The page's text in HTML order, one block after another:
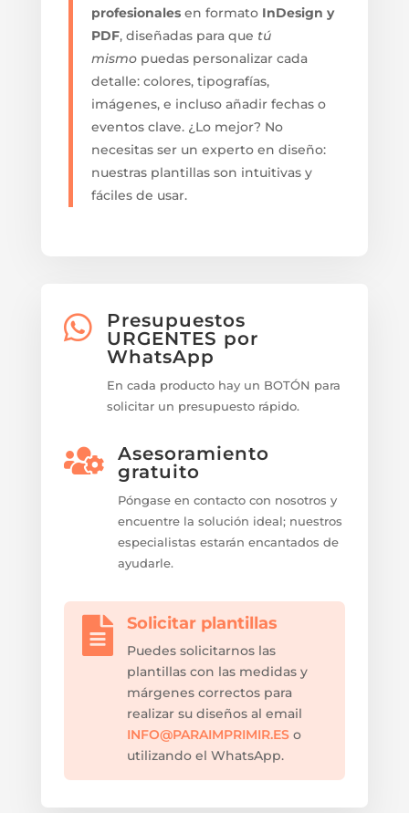
profesionalesen formato InDesign y
PDF, diseñadas para que tú
mismopuedas personalizar cada
detalle: colores, tipografías,
imágenes, e incluso añadir fechas o
eventos clave. ¿Lo mejor? No
necesitas ser un experto en diseño:
nuestras plantillas son intuitivas y
fáciles de usar.

Presupuestos
URGENTES por
WhatsApp
En cada producto hay un BOTÓN para
solicitar un presupuesto rápido.

Asesoramiento
gratuito
Póngase en contacto con nosotros y
encuentre la solución ideal; nuestros
especialistas estarán encantados de
ayudarle.
 Solicitar plantillas
Puedes solicitarnos las
plantillas con las medidas y
márgenes correctos para
realizar su diseños al email
INFO@PARAIMPRIMIR.ESo
utilizando el WhatsApp.